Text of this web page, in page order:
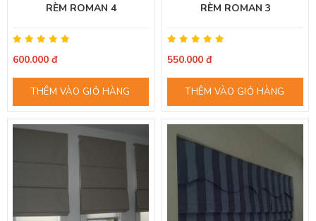
RÈM ROMAN 4
600.000 đ
THÊM VÀO GIỎ HÀNG
RÈM ROMAN 3
550.000 đ
THÊM VÀO GIỎ HÀNG